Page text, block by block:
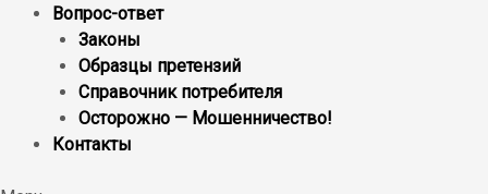
Вопрос-ответ
Законы
Образцы претензий
Справочник потребителя
Осторожно — Мошенничество!
Контакты